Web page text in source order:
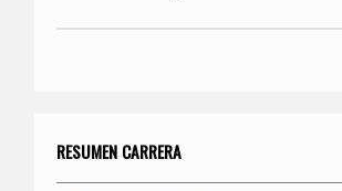
RESUMEN CARRERA